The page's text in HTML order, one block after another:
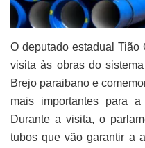
O deputado estadual Tião
visita às obras do
Brejo paraibano e
mais importantes para
Durante a visita, o
tubos que vão garantir a